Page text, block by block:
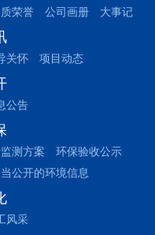
荣誉 公司画册 大事记
关怀 项目动态
公告
测方案
环保验收公示
公开的环境信息
风采